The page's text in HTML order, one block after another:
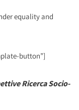
equality and
button”]
Ricerca Socio-